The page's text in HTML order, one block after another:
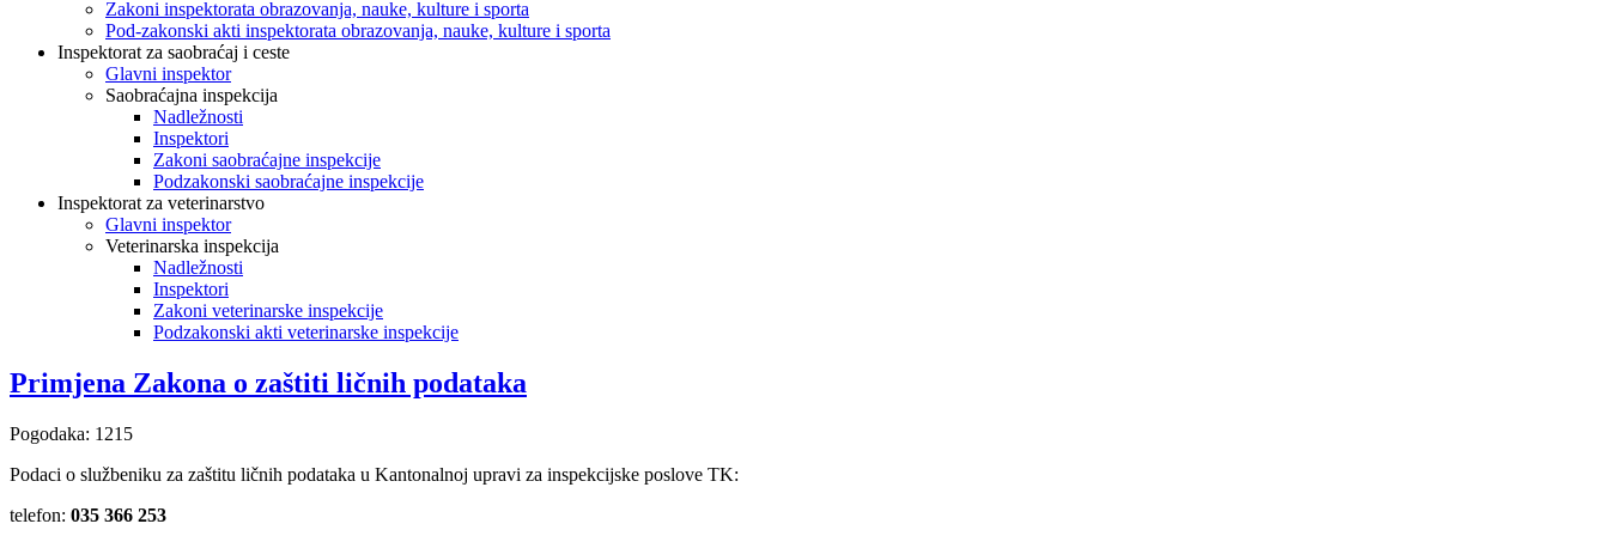
Zakoni inspektorata obrazovanja, nauke, kulture i sporta
Pod-zakonski akti inspektorata obrazovanja, nauke, kulture i sporta
Inspektorat za saobraćaj i ceste
Glavni inspektor
Saobraćajna inspekcija
Nadležnosti
Inspektori
Zakoni saobraćajne inspekcije
Podzakonski saobraćajne inspekcije
Inspektorat za veterinarstvo
Glavni inspektor
Veterinarska inspekcija
Nadležnosti
Inspektori
Zakoni veterinarske inspekcije
Podzakonski akti veterinarske inspekcije
Primjena Zakona o zaštiti ličnih podataka
Pogodaka: 1215
Podaci o službeniku za zaštitu ličnih podataka u Kantonalnoj upravi za inspekcijske poslove TK:
telefon: 035 366 253